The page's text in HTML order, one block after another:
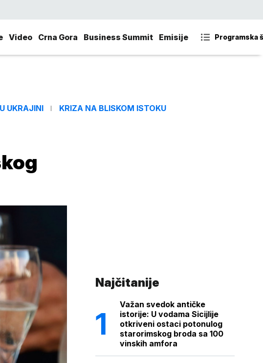
Video Crna Gora Business Summit Emisije Programska
UKRAJINI KRIZA NA BLISKOM ISTOKU
Najčitanije
Važan svedok antičke
istorije: U vodama Sicijlije
otkriveni ostaci potonulog
starorimskog broda sa 100
vinskih amfora